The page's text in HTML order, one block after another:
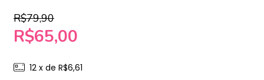
R$79,90
R$65,00
12 x de R$6,61